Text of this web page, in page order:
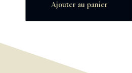
Ajouter au panier